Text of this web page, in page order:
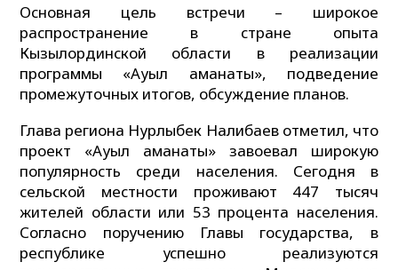
Основная цель встречи – широкое
распространение в стране опыта
Кызылординской области в реализации
программы «Ауыл аманаты», подведение
промежуточных итогов, обсуждение планов.
Глава региона Нурлыбек Налибаев отметил, что
проект «Ауыл аманаты» завоевал широкую
популярность среди населения. Сегодня в
сельской местности проживают 447 тысяч
жителей области или 53 процента населения.
Согласно поручению Главы государства, в
республике успешно реализуются